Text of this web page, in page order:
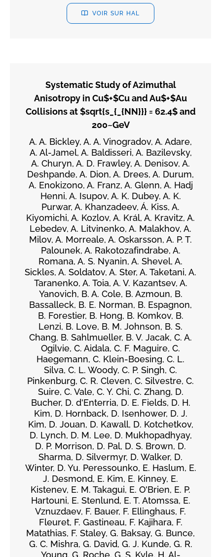
VOIR SUR HAL
Systematic Study of Azimuthal
Anisotropy in Cu$+$Cu and Au$+$Au
Collisions at $sqrt{s_{_{NN}}} = 62.4$ and
200~GeV
A. A. Bickley, A. A. Vinogradov, A. Adare,
A. Al-Jamel, A. Baldisseri, A. Bazilevsky,
A. Churyn, A. D. Frawley, A. Denisov, A.
Deshpande, A. Dion, A. Drees, A. Durum,
A. Enokizono, A. Franz, A. Glenn, A. Hadj
Henni, A. Isupov, A. K. Dubey, A. K.
Purwar, A. Khanzadeev, Á. Kiss, A.
Kiyomichi, A. Kozlov, A. Král, A. Kravitz, A.
Lebedev, A. Litvinenko, A. Malakhov, A.
Milov, A. Morreale, A. Oskarsson, A. P. T.
Palounek, A. Rakotozafindrabe, A.
Romana, A. S. Nyanin, A. Shevel, A.
Sickles, A. Soldatov, A. Ster, A. Taketani, A.
Taranenko, A. Toia, A. V. Kazantsev, A.
Yanovich, B. A. Cole, B. Azmoun, B.
Bassalleck, B. E. Norman, B. Espagnon,
B. Forestier, B. Hong, B. Komkov, B.
Lenzi, B. Love, B. M. Johnson, B. S.
Chang, B. Sahlmueller, B. V. Jacak, C. A.
Ogilvie, C. Aidala, C. F. Maguire, C.
Haegemann, C. Klein-Boesing, C. L.
Silva, C. L. Woody, C. P. Singh, C.
Pinkenburg, C. R. Cleven, C. Silvestre, C.
Suire, C. Vale, C. Y. Chi, C. Zhang, D.
Bucher, D. d'Enterria, D. E. Fields, D. H.
Kim, D. Hornback, D. Isenhower, D. J.
Kim, D. Jouan, D. Kawall, D. Kotchetkov,
D. Lynch, D. M. Lee, D. Mukhopadhyay,
D. P. Morrison, D. Pal, D. S. Brown, D.
Sharma, D. Silvermyr, D. Walker, D.
Winter, D. Yu. Peressounko, E. Haslum, E.
J. Desmond, E. Kim, E. Kinney, E.
Kistenev, E. M. Takagui, E. O'Brien, E. P.
Hartouni, E. Stenlund, E. T. Atomssa, E.
Vznuzdaev, F. Bauer, F. Ellinghaus, F.
Fleuret, F. Gastineau, F. Kajihara, F.
Matathias, F. Staley, G. Baksay, G. Bunce,
G. C. Mishra, G. David, G. J. Kunde, G. R.